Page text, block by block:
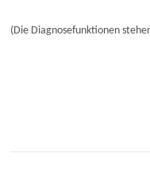
(Die Diagnosefunktionen